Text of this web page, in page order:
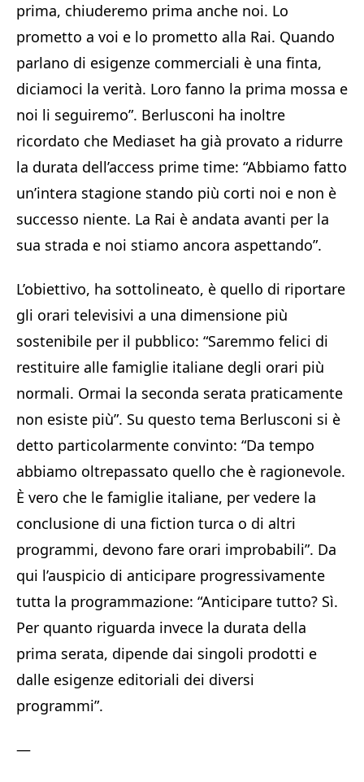
prima, chiuderemo prima anche noi. Lo
prometto a voi e lo prometto alla Rai. Quando
parlano di esigenze commerciali è una finta,
diciamoci la verità. Loro fanno la prima mossa e
noi li seguiremo”. Berlusconi ha inoltre
ricordato che Mediaset ha già provato a ridurre
la durata dell’access prime time: “Abbiamo fatto
un’intera stagione stando più corti noi e non è
successo niente. La Rai è andata avanti per la
sua strada e noi stiamo ancora aspettando”.
L’obiettivo, ha sottolineato, è quello di riportare
gli orari televisivi a una dimensione più
sostenibile per il pubblico: “Saremmo felici di
restituire alle famiglie italiane degli orari più
normali. Ormai la seconda serata praticamente
non esiste più”. Su questo tema Berlusconi si è
detto particolarmente convinto: “Da tempo
abbiamo oltrepassato quello che è ragionevole.
È vero che le famiglie italiane, per vedere la
conclusione di una fiction turca o di altri
programmi, devono fare orari improbabili”. Da
qui l’auspicio di anticipare progressivamente
tutta la programmazione: “Anticipare tutto? Sì.
Per quanto riguarda invece la durata della
prima serata, dipende dai singoli prodotti e
dalle esigenze editoriali dei diversi
programmi”.
—